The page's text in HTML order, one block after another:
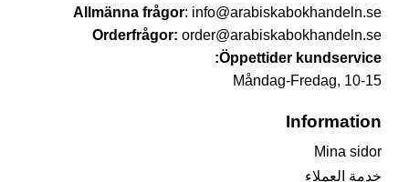
Allmänna frågor: info@arabiskabokhandeln.se
Orderfrågor: order@arabiskabokhandeln.se
Öppettider kundservice:
Måndag-Fredag, 10-15
Information
Mina sidor
خدمة العملاء